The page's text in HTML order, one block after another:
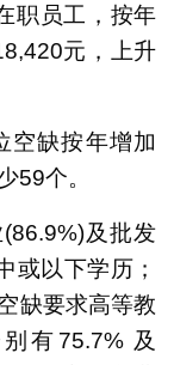
职员工，按年
元，上升
空缺按年增加
59个。
及批发
或以下学历；
缺要求高等教
有75.7% 及